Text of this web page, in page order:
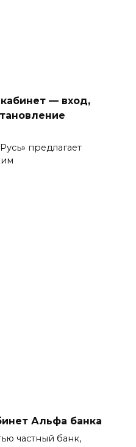
— вход,
предлагает
Альфа банка
частный банк,